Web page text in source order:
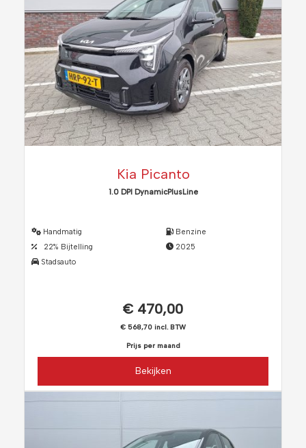
Kia Picanto
1.0 DPI DynamicPlusLine
Handmatig
22% Bijtelling
Stadsauto
Benzine
2025
€ 470,00
€ 568,70 incl. BTW
Prijs per maand
Bekijken